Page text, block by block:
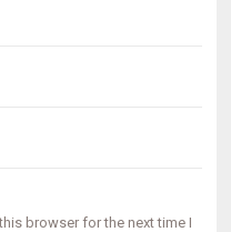
browser for the next time I